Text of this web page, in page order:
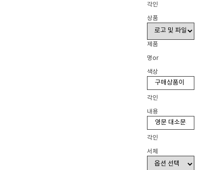
각인
상품
제품
명or
색상
각인
내용
각인
서체